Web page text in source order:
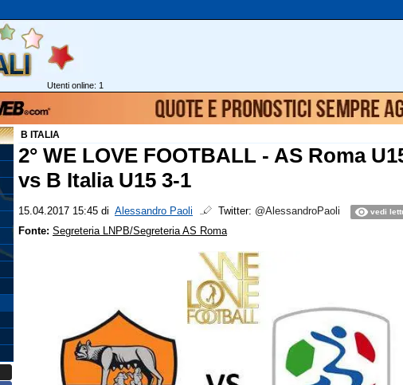
Utenti online: 1
B ITALIA
2° WE LOVE FOOTBALL - AS Roma
vs B Italia U15 3-1
15.04.2017 15:45 di Alessandro Paoli Twitter: @AlessandroPaoli vedi
Fonte: Segreteria LNPB/Segreteria AS Roma